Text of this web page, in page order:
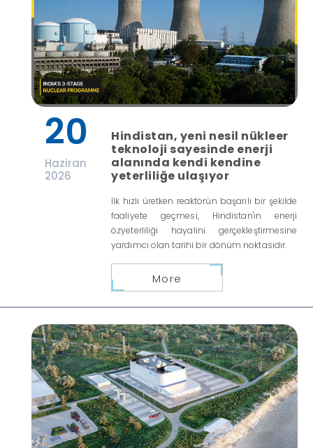
20
Haziran
2026
Hindistan, yeni nesil nükleer
teknoloji sayesinde enerji
alanında kendi kendine
yeterliliğe ulaşıyor
İlk hızlı üretken reaktörün başarılı bir şekilde
faaliyete geçmesi, Hindistan'ın enerji
özyeterliliği hayalini gerçekleştirmesine
yardımcı olan tarihi bir dönüm noktasıdır.
More